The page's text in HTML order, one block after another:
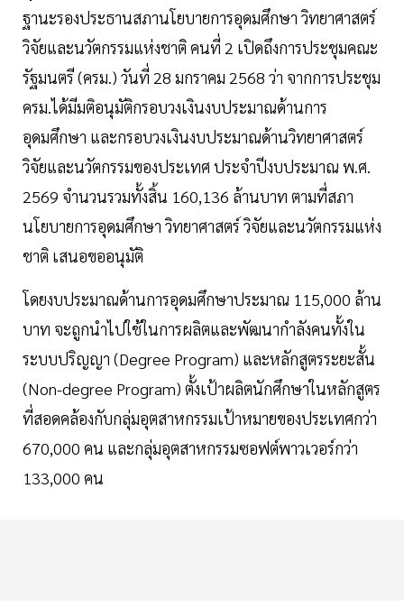
ฐานะรองประธานสภานโยบายการอุดมศึกษา วิทยาศาสตร์
วิจัยและนวัตกรรมแห่งชาติ คนที่ 2 เปิดถึงการประชุมคณะ
รัฐมนตรี (ครม.) วันที่ 28 มกราคม 2568 ว่า จากการประชุม
ครม.ได้มีมติอนุมัติกรอบวงเงินงบประมาณด้านการ
อุดมศึกษา และกรอบวงเงินงบประมาณด้านวิทยาศาสตร์
วิจัยและนวัตกรรมของประเทศ ประจำปีงบประมาณ พ.ศ.
2569 จำนวนรวมทั้งสิ้น 160,136 ล้านบาท ตามที่สภา
นโยบายการอุดมศึกษา วิทยาศาสตร์ วิจัยและนวัตกรรมแห่ง
ชาติ เสนอขออนุมัติ
โดยงบประมาณด้านการอุดมศึกษาประมาณ 115,000 ล้าน
บาท จะถูกนำไปใช้ในการผลิตและพัฒนากำลังคนทั้งใน
ระบบปริญญา (Degree Program) และหลักสูตรระยะสั้น
(Non-degree Program) ตั้งเป้าผลิตนักศึกษาในหลักสูตร
ที่สอดคล้องกับกลุ่มอุตสาหกรรมเป้าหมายของประเทศกว่า
670,000 คน และกลุ่มอุตสาหกรรมซอฟต์พาวเวอร์กว่า
133,000 คน